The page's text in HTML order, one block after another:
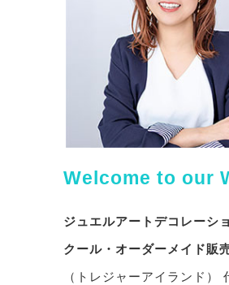
Welcome to our
ジュエルアートデコレーシ
クール・オーダーメイド販
（トレジャーアイランド）